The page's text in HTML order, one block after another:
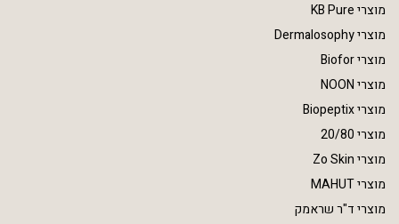
מוצרי KB Pure
מוצרי Dermalosophy
מוצרי Biofor
מוצרי NOON
מוצרי Biopeptix
מוצרי 20/80
מוצרי Zo Skin
מוצרי MAHUT
מוצרי ד"ר שראמק